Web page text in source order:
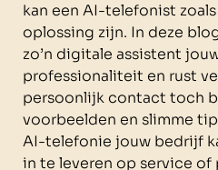
kan een AI-telefonist zoals
oplossing zijn. In deze
zo’n digitale assistent
professionaliteit en rust
persoonlijk contact toch
voorbeelden en slimme
AI-telefonie jouw bedrijf
in te leveren op service of